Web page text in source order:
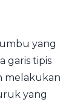
yang
garis tipis
melakukan
yang